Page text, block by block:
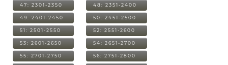
47: 2301-2350 48: 2351-2400
49: 2401-2450 50: 2451-2500
51: 2501-2550 52: 2551-2600
53: 2601-2650 54: 2651-2700
55: 2701-2750 56: 2751-2800